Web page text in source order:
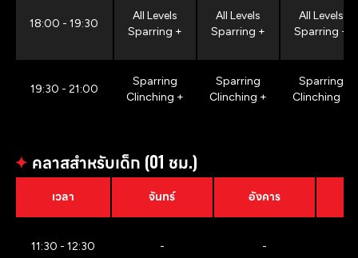
18:00 - 19:30
All Levels
Sparring +
All Levels
Sparring +
All Levels
Sparring +
19:30 - 21:00
Sparring
Clinching +
Sparring
Clinching +
Sparring
Clinching +
✦ คลาสสำหรับเด็ก (01 ชม.)
เวลา จันทร์ อังคาร
11:30 - 12:30 - -